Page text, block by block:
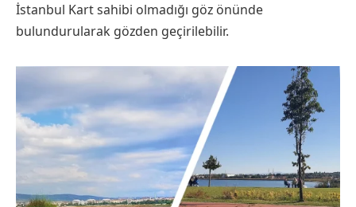
İstanbul Kart sahibi olmadığı göz önünde
bulundurularak gözden geçirilebilir.